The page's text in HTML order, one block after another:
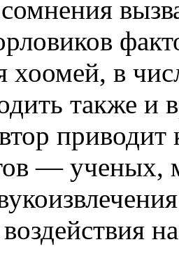
хоомей, в
также и
— ученых,